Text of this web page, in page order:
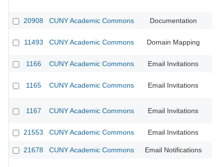
20908 CUNY Academic Commons Documentation
11493 CUNY Academic Commons Domain Mapping
1166 CUNY Academic Commons Email Invitations
1165 CUNY Academic Commons Email Invitations
1167 CUNY Academic Commons Email Invitations
21553 CUNY Academic Commons Email Invitations
21678 CUNY Academic Commons Email Notifications